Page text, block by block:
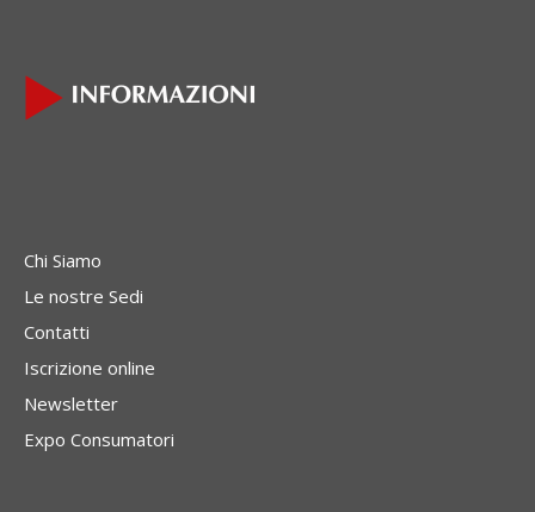
Chi Siamo
Le nostre Sedi
Contatti
Iscrizione online
Newsletter
Expo Consumatori